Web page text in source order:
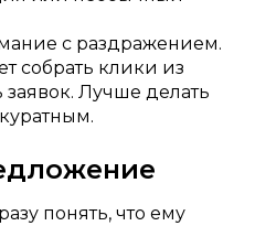
с раздражением.
собрать клики из
заявок. Лучше делать
понять, что ему